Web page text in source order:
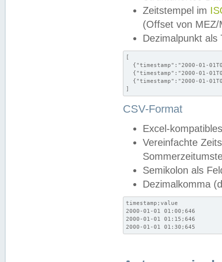
Zeitstempel im
(Offset von MEZ/
Dezimalpunkt als
[
{"timestamp":"2000-01-
{"timestamp":"2000-01-
{"timestamp":"2000-01-
]
CSV-Format
Excel-
Vereinfachte
Semikolon als
Dezimalkomma
timestamp;value
2000-01-01 01:00;646
2000-01-01 01:15;646
2000-01-01 01:30;645